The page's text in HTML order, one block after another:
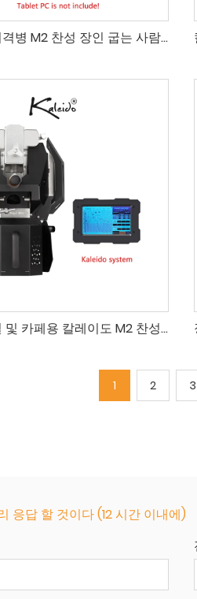
칼레이도 저격병 M2 찬성 장인 굽는 사람 블루투스 + USB (소량 로스팅용)
커피 연구실 및 카페용 칼레이도 M2 찬성 샘플 로스터 전기 드럼 로스터
1 2 3
응답 할 것이다 (12 시간 이내에)